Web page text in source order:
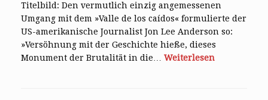
Titelbild: Den vermutlich einzig angemessenen
Umgang mit dem »Valle de los caídos« formulierte der
US-amerikanische Journalist Jon Lee Anderson so:
»Versöhnung mit der Geschichte hieße, dieses
Monument der Brutalität in die… Weiterlesen